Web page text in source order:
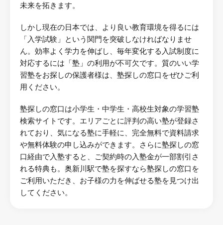
未来を拓きます。
しかし現在の日本では、より良い教育環境を得るには
「入学試験」という関門を突破しなければなりませ
ん。効率よく学力を伸ばし、毎年変化する入試制度に
対応するには「塾」の利用が不可欠です。質のいい学
習塾をお探しの保護者様は、塾探しの窓口をぜひご利
用ください。
塾探しの窓口は小学生・中学生・高校生対象の学習塾
検索サイトです。エリアごとに評判の高い塾が登録さ
れており、気になる塾に手軽に、完全無料で資料請求
や無料体験の申し込みができます。さらに塾探しの窓
口経由で入塾すると、ご契約時の入塾金が一部割引さ
れる特典も。奥新川駅で塾を探すなら塾探しの窓口を
ご利用いただき、お子様の力を伸ばせる塾を見つけ出
してください。